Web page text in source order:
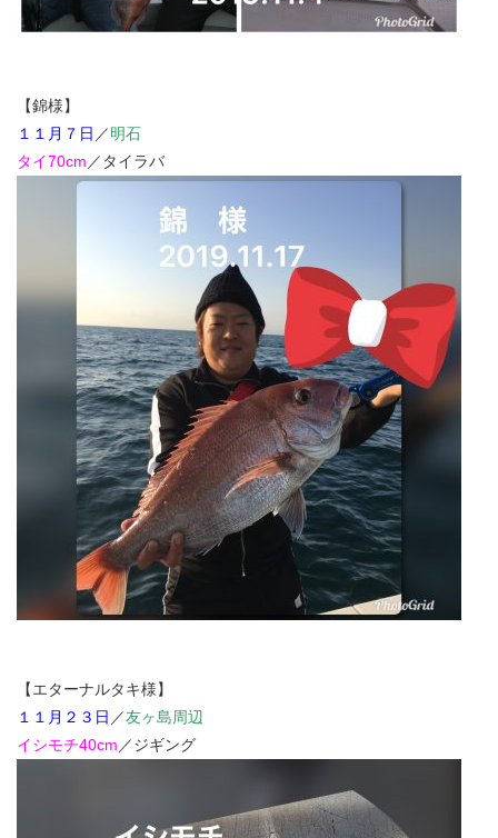
【錦様】
１１月７日 ／明石
タイ70cm ／タイラバ
【エターナルタキ様】
１１月２３日 ／友ヶ島周辺
イシモチ40cm ／ジギング